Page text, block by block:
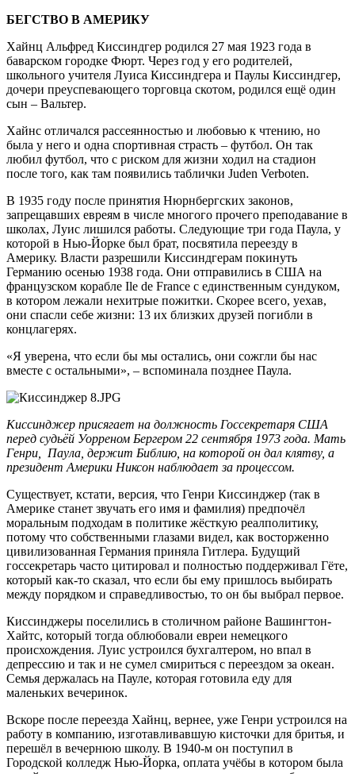
БЕГСТВО В АМЕРИКУ
Хайнц Альфред Киссиндгер родился 27 мая 1923 года в
баварском городке Фюрт. Через год у его родителей,
школьного учителя Луиса Киссиндгера и Паулы Киссиндгер,
дочери преуспевающего торговца скотом, родился ещё один
сын – Вальтер.
Хайнс отличался рассеянностью и любовью к чтению, но
была у него и одна спортивная страсть – футбол. Он так
любил футбол, что с риском для жизни ходил на стадион
после того, как там появились таблички Juden Verboten.
В 1935 году после принятия Нюрнбергских законов,
запрещавших евреям в числе многого прочего преподавание в
школах, Луис лишился работы. Следующие три года Паула, у
которой в Нью-Йорке был брат, посвятила переезду в
Америку. Власти разрешили Киссиндгерам покинуть
Германию осенью 1938 года. Они отправились в США на
французском корабле Ile de France с единственным сундуком,
в котором лежали нехитрые пожитки. Скорее всего, уехав,
они спасли себе жизни: 13 их близких друзей погибли в
концлагерях.
«Я уверена, что если бы мы остались, они сожгли бы нас
вместе с остальными», – вспоминала позднее Паула.
Киссинджер присягает на должность Госсекретаря США
перед судьёй Уорреном Бергером 22 сентября 1973 года. Мать
Генри,
Паула, держит Библию, на которой он дал клятву, а
президент Америки Никсон наблюдает за процессом.
Существует, кстати, версия, что Генри Киссинджер (так в
Америке станет звучать его имя и фамилия) предпочёл
моральным подходам в политике жёсткую реалполитику,
потому что собственными глазами видел, как восторженно
цивилизованная Германия приняла Гитлера. Будущий
госсекретарь часто цитировал и полностью поддерживал Гёте,
который как-то сказал, что если бы ему пришлось выбирать
между порядком и справедливостью, то он бы выбрал первое.
Киссинджеры поселились в столичном районе Вашингтон-
Хайтс, который тогда облюбовали евреи немецкого
происхождения. Луис устроился бухгалтером, но впал в
депрессию и так и не сумел смириться с переездом за океан.
Семья держалась на Пауле, которая готовила еду для
маленьких вечеринок.
Вскоре после переезда Хайнц, вернее, уже Генри устроился на
работу в компанию, изготавливавшую кисточки для бритья, и
перешёл в вечернюю школу. В 1940-м он поступил в
Городской колледж Нью-Йорка, оплата учёбы в котором была